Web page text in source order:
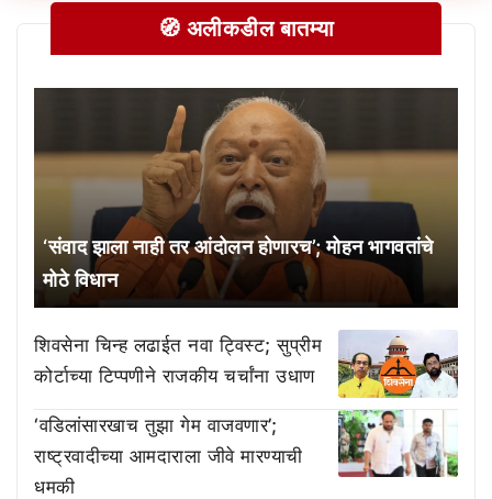
🧭 अलीकडील बातम्या
‘संवाद झाला नाही तर आंदोलन होणारच’; मोहन भागवतांचे
मोठे विधान
शिवसेना चिन्ह लढाईत नवा ट्विस्ट; सुप्रीम
कोर्टाच्या टिप्पणीने राजकीय चर्चांना उधाण
‘वडिलांसारखाच तुझा गेम वाजवणार’;
राष्ट्रवादीच्या आमदाराला जीवे मारण्याची
धमकी